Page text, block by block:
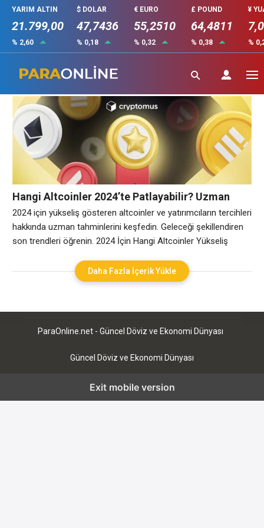
YARIM ALTIN
21.799,00
% 2,60
$ DOLAR
47,7436
% 0,18
€ EURO
55,2510
% 0,32
£ POUND
64,4811
% 0,38
¥
%
2024 tahminleri
Hangi Altcoinler 2024’te Patlayabilir? Uzman
Görüşleri
2024 için yükseliş gösteren altcoinler ve yatırımcıların tercihleri
hakkında uzman tahminlerini keşfedin. Geleceği şekillendiren
son trendleri öğrenin. 2024 İçin Hangi Altcoinler Yükseliş
beraberinde getiriyor. Yatırımcılar için hangi hangi altcoinler
yükseliş gösterecek sorusu, piyasaların hareketliliğiyle birlikte
altcoinlerin dikkat çekici potansiyele sahip
Daha Fazla İçerik Yükle
ParaOnline.net - Güncel Döviz ve Ekonomi Dünyası
Güncel Döviz ve Ekonomi Dünyası
Exit mobile version